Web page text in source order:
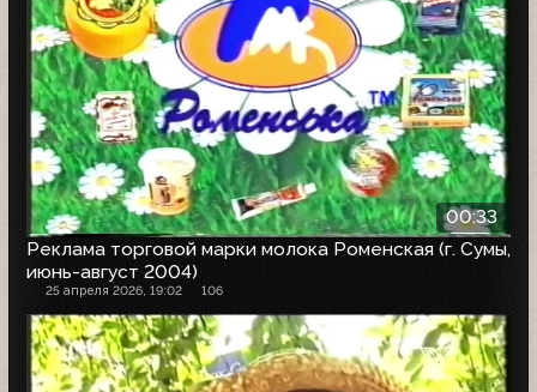
00:33
Реклама торговой марки молока Роменская (г. Сумы,
июнь-август 2004)
25 апреля 2026, 19:02 106